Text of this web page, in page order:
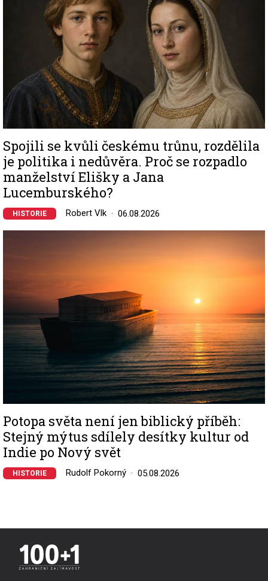
Spojili se kvůli českému trůnu, rozdělila
je politika i nedůvěra. Proč se rozpadlo
manželství Elišky a Jana
Lucemburského?
HISTORIE Robert Vlk 06.08.2026
Potopa světa není jen biblický příběh:
Stejný mýtus sdílely desítky kultur od
Indie po Nový svět
HISTORIE Rudolf Pokorný 05.08.2026